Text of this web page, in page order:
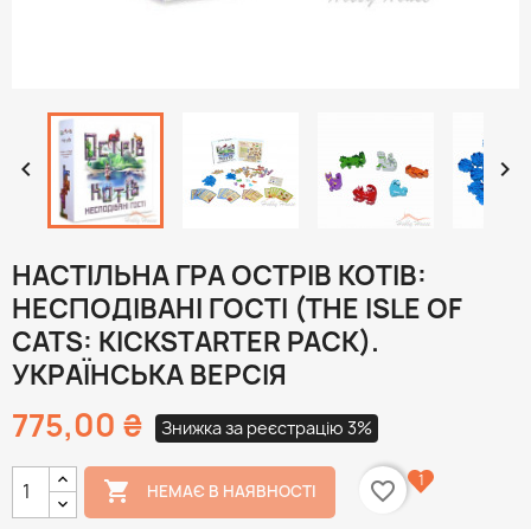
 
НАСТІЛЬНА ГРА ОСТРІВ КОТІВ:
НЕСПОДІВАНІ ГОСТІ (THE ISLE OF
CATS: KICKSTARTER PACK).
УКРАЇНСЬКА ВЕРСІЯ
775,00 ₴ Знижка за реєстрацію 3%
 НЕМАЄ В НАЯВНОСТІ favorite_border 1